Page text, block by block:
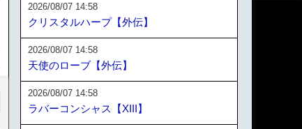
2026/08/07 14:58
クリスタルハープ【外伝】
2026/08/07 14:58
天使のローブ【外伝】
2026/08/07 14:58
ラバーコンシャス【XIII】